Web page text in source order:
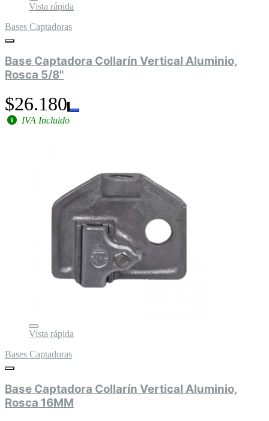
Vista rápida
Bases Captadoras
Base Captadora Collarín Vertical Aluminio,
Rosca 5/8"
$26.180
IVA Incluido
Vista rápida
Bases Captadoras
Base Captadora Collarín Vertical Aluminio,
Rosca 16MM